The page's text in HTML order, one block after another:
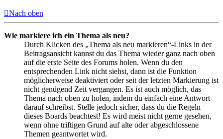
Nach oben
Wie markiere ich ein Thema als neu?
Durch Klicken des „Thema als neu markieren“-Links in der
Beitragsansicht kannst du das Thema wieder ganz nach oben
auf die erste Seite des Forums holen. Wenn du den
entsprechenden Link nicht siehst, dann ist die Funktion
möglicherweise deaktiviert oder seit der letzten Markierung ist
nicht genügend Zeit vergangen. Es ist auch möglich, das
Thema nach oben zu holen, indem du einfach eine Antwort
darauf schreibst. Stelle jedoch sicher, dass du die Regeln
dieses Boards beachtest! Es wird meist nicht gerne gesehen,
wenn ohne triftigen Grund auf alte oder abgeschlossene
Themen geantwortet wird.